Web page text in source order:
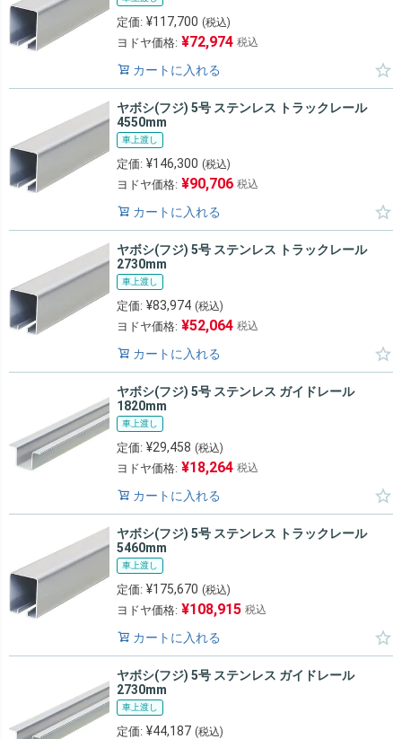
定価: ¥117,700 (税込)
ヨドヤ価格: ¥72,974 税込
カートに入れる
ヤボシ(フジ) 5号 ステンレス トラックレール
4550mm
車上渡し
定価: ¥146,300 (税込)
ヨドヤ価格: ¥90,706 税込
カートに入れる
ヤボシ(フジ) 5号 ステンレス トラックレール
2730mm
車上渡し
定価: ¥83,974 (税込)
ヨドヤ価格: ¥52,064 税込
カートに入れる
ヤボシ(フジ) 5号 ステンレス ガイドレール
1820mm
車上渡し
定価: ¥29,458 (税込)
ヨドヤ価格: ¥18,264 税込
カートに入れる
ヤボシ(フジ) 5号 ステンレス トラックレール
5460mm
車上渡し
定価: ¥175,670 (税込)
ヨドヤ価格: ¥108,915 税込
カートに入れる
ヤボシ(フジ) 5号 ステンレス ガイドレール
2730mm
車上渡し
定価: ¥44,187 (税込)